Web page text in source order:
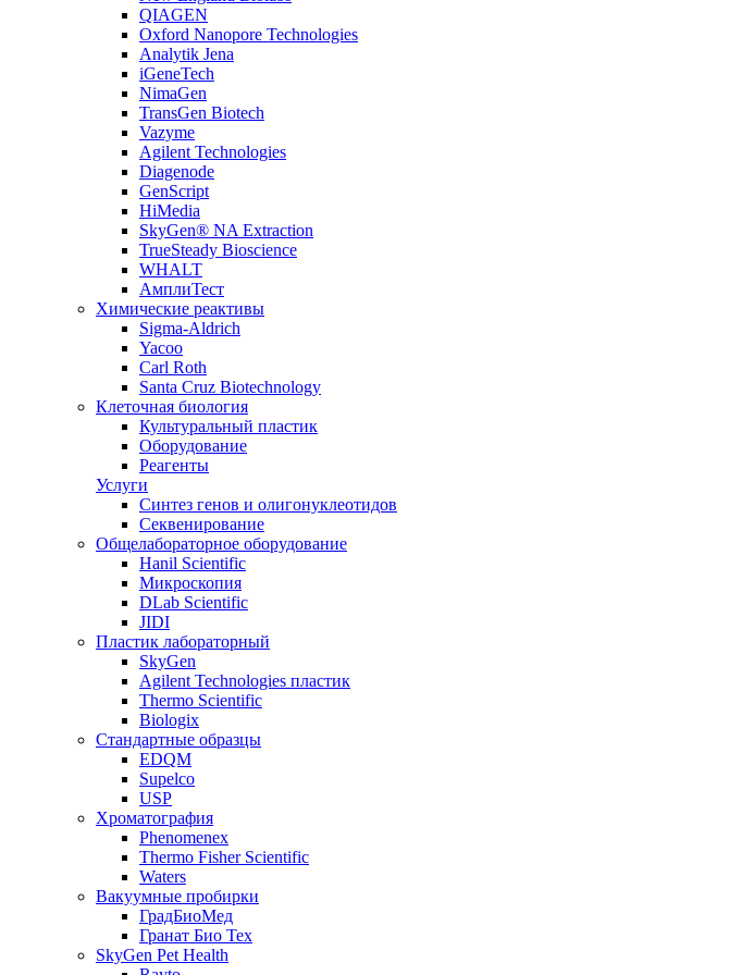
QIAGEN
Oxford Nanopore Technologies
Analytik Jena
iGeneTech
NimaGen
TransGen Biotech
Vazyme
Agilent Technologies
Diagenode
GenScript
HiMedia
SkyGen® NA Extraction
TrueSteady Bioscience
WHALT
АмплиТест
Химические реактивы
Sigma-Aldrich
Yacoo
Carl Roth
Santa Cruz Biotechnology
Клеточная биология
Культуральный пластик
Оборудование
Реагенты
Услуги
Синтез генов и олигонуклеотидов
Секвенирование
Общелабораторное оборудование
Hanil Scientific
Микроскопия
DLab Scientific
JIDI
Пластик лабораторный
SkyGen
Agilent Technologies пластик
Thermo Scientific
Biologix
Стандартные образцы
EDQM
Supelco
USP
Хроматография
Phenomenex
Thermo Fisher Scientific
Waters
Вакуумные пробирки
ГрадБиоМед
Гранат Био Тех
SkyGen Pet Health